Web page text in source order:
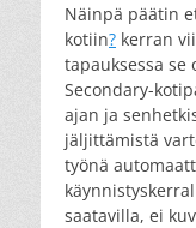
Näinpä päätin
kotiin? kerran
tapauksessa se
Secondary-
ajan ja
jäljittämistä
työnä
saatavilla, ei